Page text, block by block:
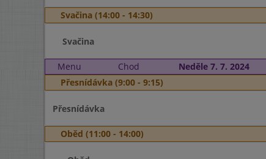
Svačina (14:00 - 14:30)
Svačina
Menu Chod
Neděle 7. 7. 2024
Přesnídávka (9:00 - 9:15)
Přesnídávka
Oběd (11:00 - 14:00)